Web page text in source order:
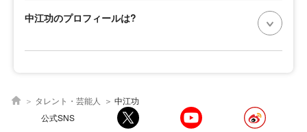
中江功のプロフィールは?
タレント・芸能人
中江功
公式SNS